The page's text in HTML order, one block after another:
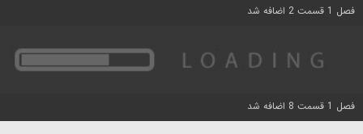
فصل 1 قسمت 2 اضافه شد
فصل 1 قسمت 8 اضافه شد